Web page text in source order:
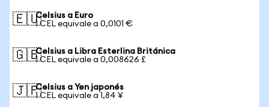
🇪🇺Celsius a Euro
1 CEL equivale a 0,0101 €
🇬🇧Celsius a Libra Esterlina Británica
1 CEL equivale a 0,008626 £
🇯🇵Celsius a Yen japonés
1 CEL equivale a 1,84 ¥